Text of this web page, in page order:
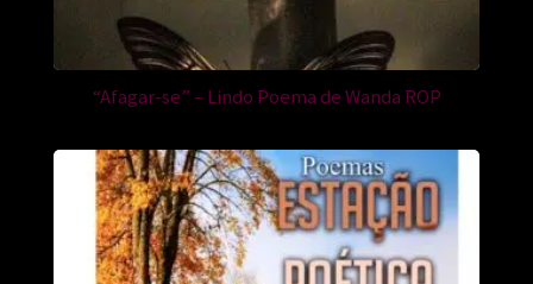
“Afagar-se” – Lindo Poema de Wanda ROP